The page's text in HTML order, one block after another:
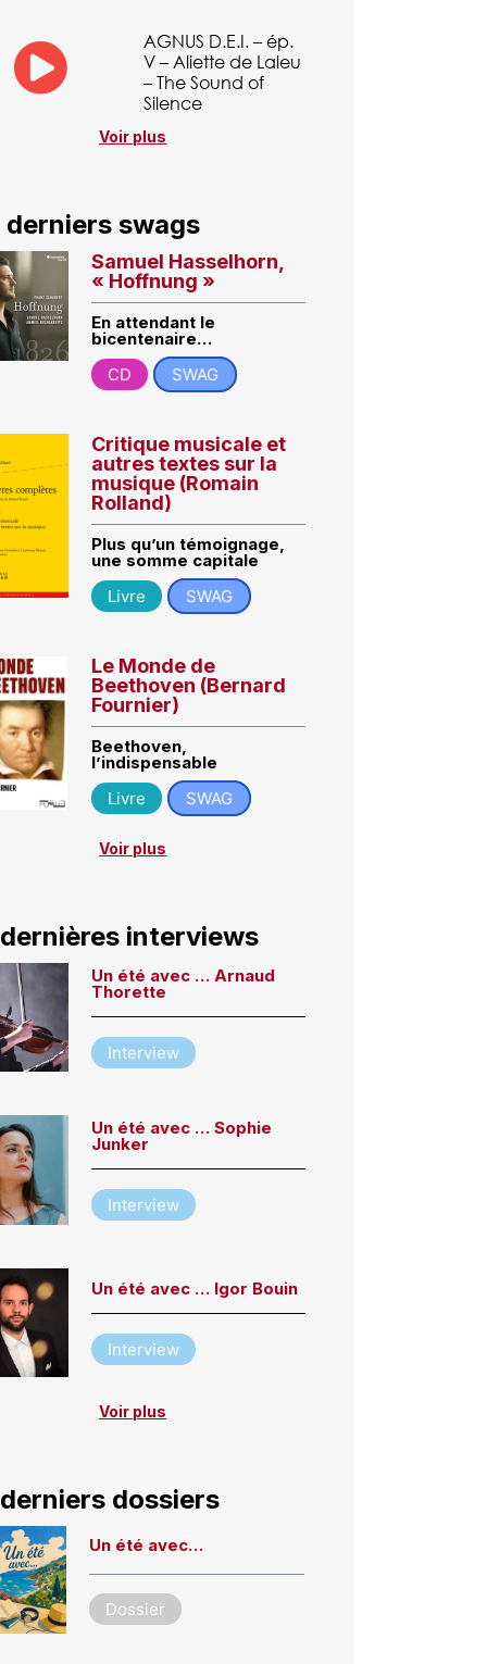
AGNUS D.E.I. – ép.
V – Aliette de Laleu
– The Sound of
Silence
Voir plus
derniers swags
Samuel Hasselhorn,
« Hoffnung »
En attendant le
bicentenaire…
CD
SWAG
Critique musicale et
autres textes sur la
musique (Romain
Rolland)
Plus qu’un témoignage,
une somme capitale
Livre
SWAG
Le Monde de
Beethoven (Bernard
Fournier)
Beethoven,
l’indispensable
Livre
SWAG
Voir plus
interviews
Un été avec … Arnaud
Thorette
Interview
Un été avec … Sophie
Junker
Interview
Un été avec … Igor Bouin
Interview
Voir plus
dossiers
Un été avec…
Dossier